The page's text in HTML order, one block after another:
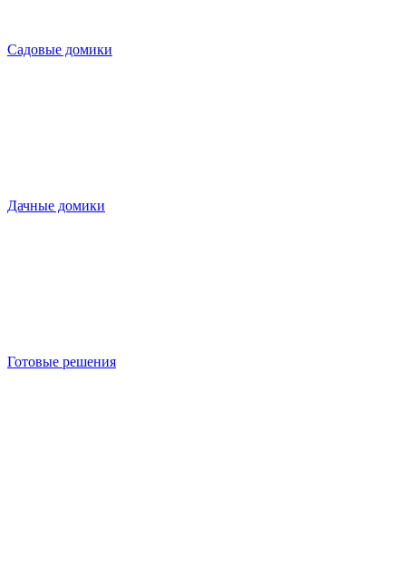
Садовые домики
Дачные домики
Готовые решения